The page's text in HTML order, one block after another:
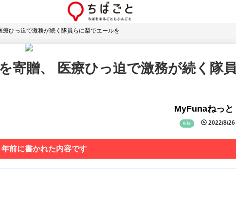
ひっ迫で激務が続く隊員らに梨でエールを
寄贈、 医療ひっ迫で激務が続く隊員
MyFunaねっと
船橋 2022/8/26
年前に書かれた内容です